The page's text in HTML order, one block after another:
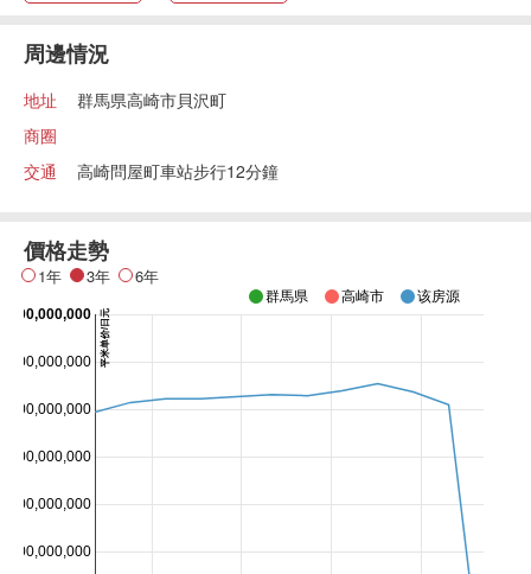
周邊情況
地址
群馬県高崎市貝沢町
商圈
交通
高崎問屋町車站步行12分鐘
價格走勢
1年 3年 6年
群馬県 高崎市 该房源
平米单价/日元